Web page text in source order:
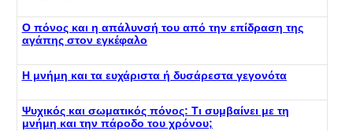
Ο πόνος και η απάλυνσή του από την επίδραση της
αγάπης στον εγκέφαλο
Η μνήμη και τα ευχάριστα ή δυσάρεστα γεγονότα
Ψυχικός και σωματικός πόνος: Τι συμβαίνει με τη
μνήμη και την πάροδο του χρόνου;